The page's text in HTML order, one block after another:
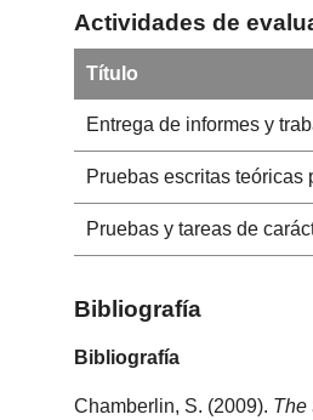
Actividades de
Título
Entrega de informes y
Pruebas escritas teóricas
Pruebas y tareas de
Bibliografía
Bibliografía
Chamberlin, S. (2009). The